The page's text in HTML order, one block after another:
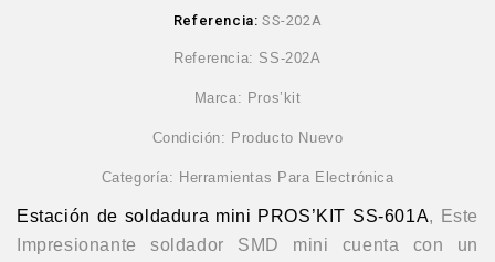
Referencia: SS-202A
Referencia: SS-202A
Marca: Pros’kit
Condición: Producto Nuevo
Categoría: Herramientas Para Electrónica
Estación de soldadura mini PROS’KIT SS-601A, Este
Impresionante soldador SMD mini cuenta con un